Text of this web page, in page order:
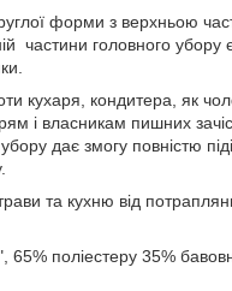
форми з верхньою
частини головного убору
кухаря, кондитера, як
і власникам пишних
дає змогу повністю
та кухню від
65% поліестеру 35%